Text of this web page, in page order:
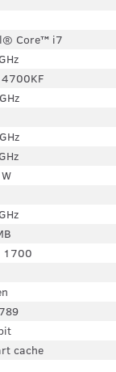
Core™ i7
1700
cache